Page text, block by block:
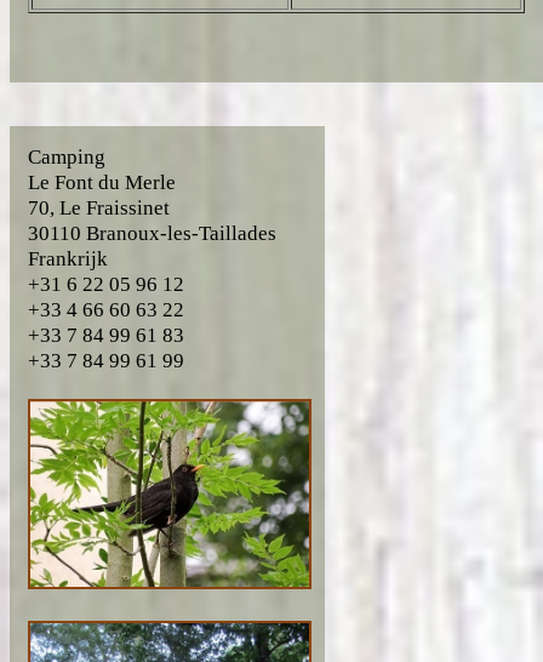
Camping
Le Font du Merle
70, Le Fraissinet
30110 Branoux-les-Taillades
Frankrijk
+31 6 22 05 96 12
+33 4 66 60 63 22
+33 7 84 99 61 83
+33 7 84 99 61 99